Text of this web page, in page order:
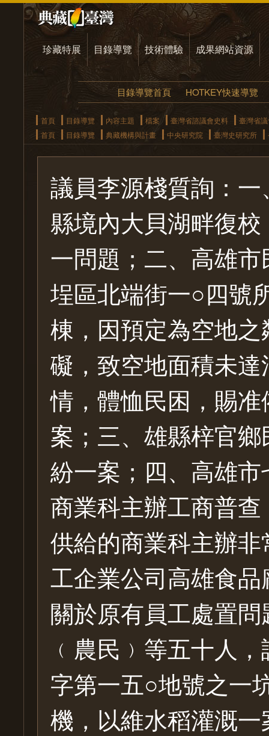
珍藏特展 目錄導覽 技術體驗 成果網站資源
目錄導覽首頁 HOTKEY快速導覽
首頁 目錄導覽 內容主題 檔案 臺灣省諮議會史料
臺灣省
首頁
目錄導覽 典藏機構與計畫 中央研究院 臺灣史研究所
議員李源棧質詢：
縣境內大貝湖畔復
一問題；二、高雄
埕區北端街一○四號
棟，因預定為空地
礙，致空地面積未
情，體恤民困，賜
案；三、雄縣梓官
紛一案；四、高雄
商業科主辦工商普
供給的商業科主辦
工企業公司高雄食
關於原有員工處置
﹙農民﹚等五十人
字第一五○地號之一
機，以維水稻灌溉